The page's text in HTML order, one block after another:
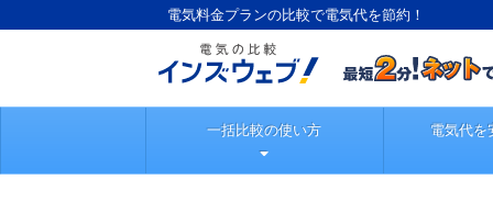
電気料金プランの比較で電気代を節約！
一括比較の使い方 電気代を